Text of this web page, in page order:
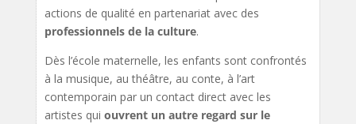
actions de qualité en partenariat avec des
professionnels de la culture.
Dès l’école maternelle, les enfants sont confrontés
à la musique, au théâtre, au conte, à l’art
contemporain par un contact direct avec les
artistes qui ouvrent un autre regard sur le